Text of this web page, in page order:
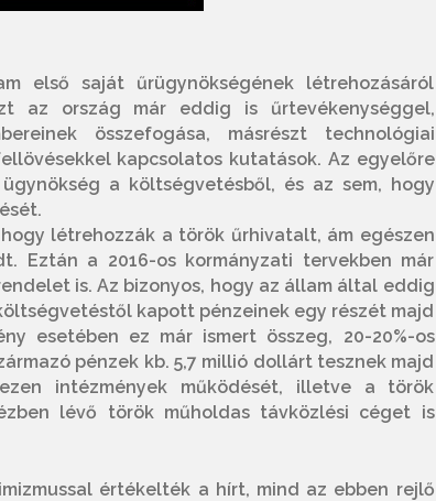
első saját űrügynökségének létrehozásáról
az ország már eddig is űrtevékenységgel,
összefogása, másrészt technológiai
kapcsolatos kutatások. Az egyelőre
a költségvetésből, és az sem, hogy
létrehozzák a török űrhivatalt, ám egészen
Eztán a 2016-os kormányzati tervekben már
is. Az bizonyos, hogy az állam által eddig
kapott pénzeinek egy részét majd
esetében ez már ismert összeg, 20-20%-os
pénzek kb. 5,7 millió dollárt tesznek majd
intézmények működését, illetve a török
lévő török műholdas távközlési céget is
értékelték a hírt, mind az ebben rejlő